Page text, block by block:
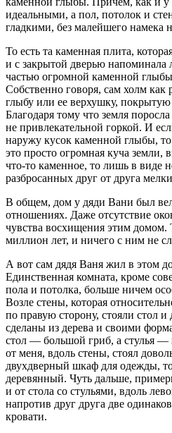
идеальными, а пол, потолок и
гладкими, без малейшего намека
То есть та каменная плита,
и с закрытой дверью
частью огромной каменной
Собственно говоря, сам холм как
глыбу или ее верхушку,
Благодаря тому что земля
не привлекательной горкой. И
наружу кусок каменной глыбы,
это просто огромная куча земли,
что-то каменное, то лишь в виде
разбросанных друг от друга
В общем, дом у дяди Вани был
отношениях. Даже отсутствие
чувства восхищения этим домом.
миллион лет, и ничего с ним не
А вот сам дядя Ваня жил в этом
Единственная комната, кроме
пола и потолка, больше ничем
Возле стены, которая
по правую сторону, стояли стол
сделаны из дерева и своими
стол — большой гриб, а стулья —
от меня, вдоль стены, стоял
двухдверный шкаф для одежды,
деревянный. Чуть дальше,
и от стола со стульями, вдоль
напротив друг друга две
кровати.